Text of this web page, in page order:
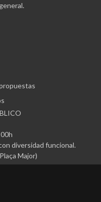
diversidad funcional.
Major)